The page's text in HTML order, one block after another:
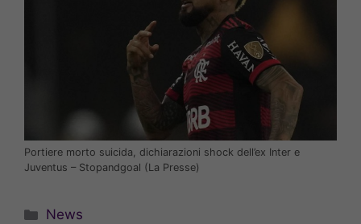
Portiere morto suicida, dichiarazioni shock dell’ex Inter e
Juventus – Stopandgoal (La Presse)
Categorie
News